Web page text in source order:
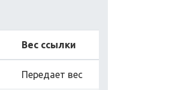
Вес ссылки
Передает вес